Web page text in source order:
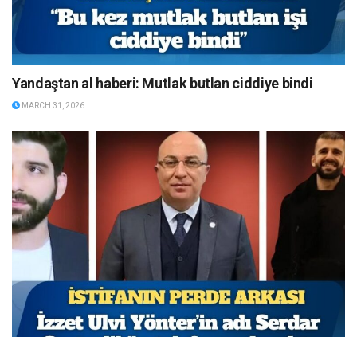
Yandaştan al haberi: Mutlak butlan ciddiye bindi
MARCH 31, 2026